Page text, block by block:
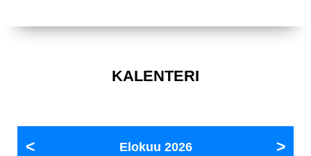
KALENTERI
Elokuu 2026